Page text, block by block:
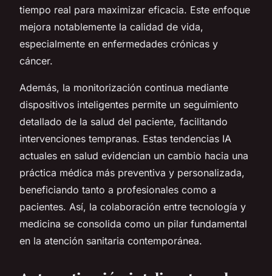
tiempo real para maximizar eficacia. Este enfoque
mejora notablemente la calidad de vida,
especialmente en enfermedades crónicas y
cáncer.
Además, la monitorización continua mediante
dispositivos inteligentes permite un seguimiento
detallado de la salud del paciente, facilitando
intervenciones tempranas. Estas tendencias IA
actuales en salud evidencian un cambio hacia una
práctica médica más preventiva y personalizada,
beneficiando tanto a profesionales como a
pacientes. Así, la colaboración entre tecnología y
medicina se consolida como un pilar fundamental
en la atención sanitaria contemporánea.